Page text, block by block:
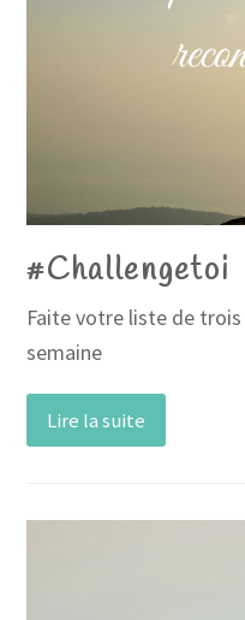
#Challengetoi
Faite votre liste de
semaine
Lire la suite